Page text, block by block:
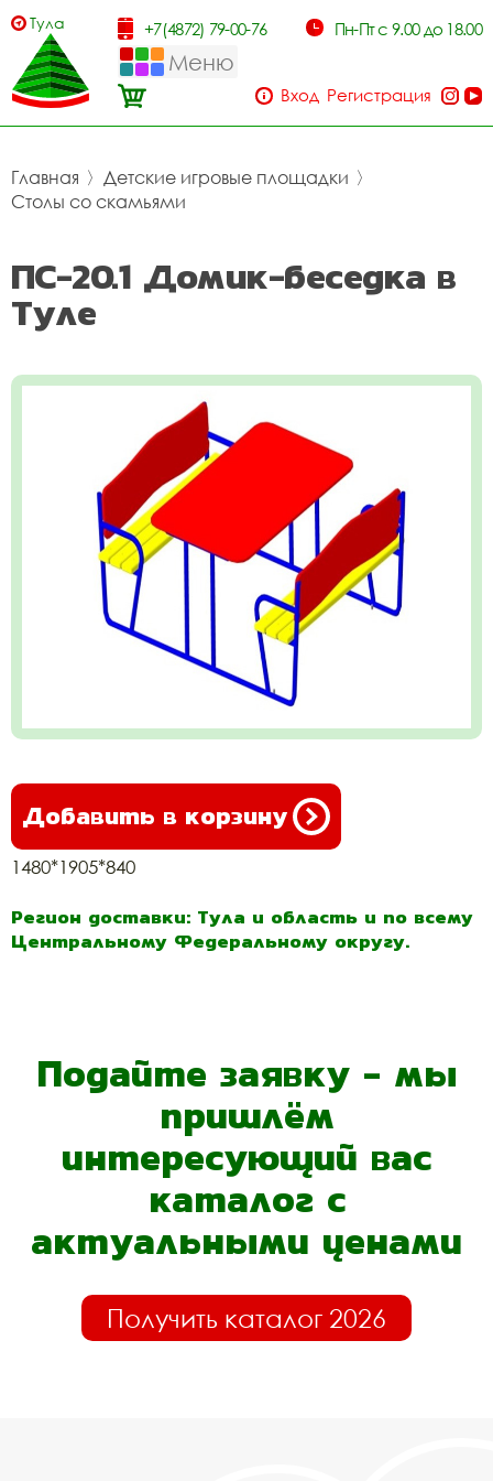
Тула +7(4872) 79-00-76 Пн-Пт с 9.00 до 18.00
Меню
Вход Регистрация
Главная 〉 Детские игровые площадки 〉
Столы со скамьями
ПС-20.1 Домик-беседка в
Туле
Добавить в корзину
1480*1905*840
Регион доставки: Тула и область и по всему
Центральному Федеральному округу.
Подайте заявку - мы
пришлём
интересующий вас
каталог с
актуальными ценами
Получить каталог 2026